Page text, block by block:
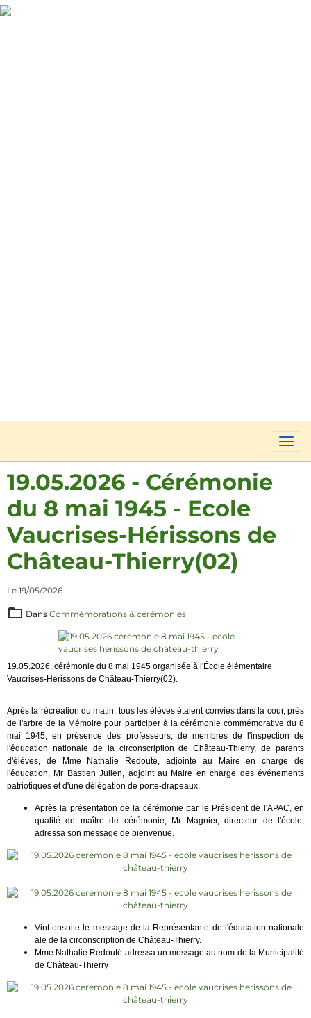
19.05.2026 - Cérémonie
du 8 mai 1945 - Ecole
Vaucrises-Hérissons de
Château-Thierry(02)
Le 19/05/2026
Dans Commémorations & cérémonies
19.05.2026, cérémonie du 8 mai 1945 organisée à l'École élémentaire
Vaucrises-Herissons de Château-Thierry(02).
Après la récréation du matin, tous les élèves étaient conviés dans la cour, près
de l'arbre de la Mémoire pour participer à la cérémonie commémorative du 8
mai 1945, en présence des professeurs, de membres de l'inspection de
l'éducation nationale de la circonscription de Château-Thierry, de parents
d'élèves, de Mme
Nathalie Redouté, adjointe au Maire en charge de
l'éducation, Mr Bastien Julien, adjoint au Maire en charge des événements
patriotiques et d'une délégation de porte-drapeaux.
Après la présentation de la cérémonie par le Président de l'APAC, en
qualité de maître de cérémonie, Mr Magnier, directeur de l'école,
adressa son message de bienvenue.
Vint ensuite le message de la Représentante de l'éducation nationale
ale de la circonscription de Château-Thierry.
Mme Nathalie Redouté adressa un message au nom de la Municipalité
de Château-Thierry